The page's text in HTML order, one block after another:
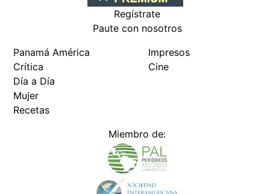
Regístrate
Paute con nosotros
Panamá América
Crítica
Día a Día
Mujer
Recetas
Impresos
Cine
Miembro de: